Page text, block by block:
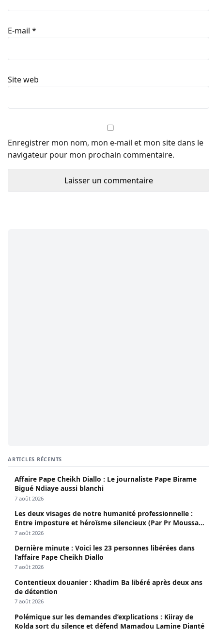
E-mail *
Site web
Enregistrer mon nom, mon e-mail et mon site dans le
navigateur pour mon prochain commentaire.
ARTICLES RÉCENTS
Affaire Pape Cheikh Diallo : Le journaliste Pape Birame
Bigué Ndiaye aussi blanchi
7 août 2026
Les deux visages de notre humanité professionnelle :
Entre imposture et héroïsme silencieux (Par Pr Moussa
Seydi)
7 août 2026
Dernière minute : Voici les 23 personnes libérées dans
l’affaire Pape Cheikh Diallo
7 août 2026
Contentieux douanier : Khadim Ba libéré après deux ans
de détention
7 août 2026
Polémique sur les demandes d’explications : Kiiray de
Kolda sort du silence et défend Mamadou Lamine Dianté